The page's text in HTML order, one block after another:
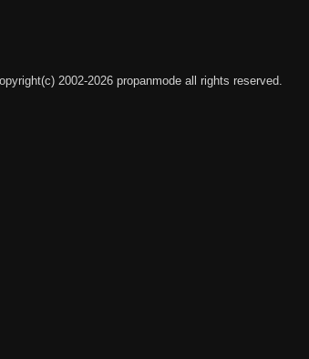
2002-2026 propanmode all rights reserved.